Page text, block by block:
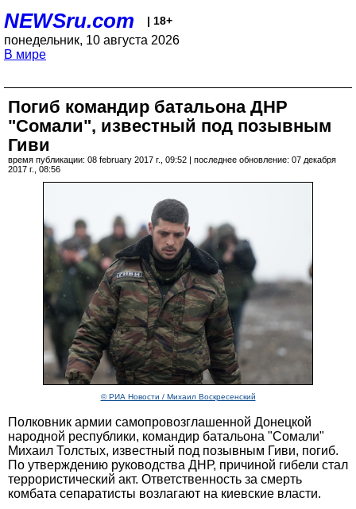
NEWSru.com | 18+
понедельник, 10 августа 2026
В мире
Погиб командир батальона ДНР
"Сомали", известный под позывным
Гиви
время публикации: 08 february 2017 г., 09:52 | последнее обновление: 07 декабря
2017 г., 08:56
© РИА Новости / Михаил Воскресенский
Полковник армии самопровозглашенной Донецкой
народной республики, командир батальона "Сомали"
Михаил Толстых, известный под позывным Гиви, погиб.
По утверждению руководства ДНР, причиной гибели стал
террористический акт. Ответственность за смерть
комбата сепаратисты возлагают на киевские власти.